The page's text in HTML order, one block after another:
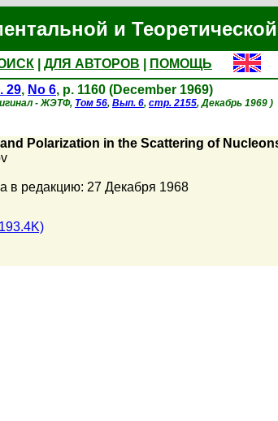
и
ДЛЯ АВТОРОВ
ПОМОЩЬ
29, No 6, p. 1160 (December 1969)
- ЖЭТФ, Том 56, Вып. 6, стр. 2155, Декабрь 1969 )
Polarization in the Scattering of
в редакцию: 27 Декабря 1968